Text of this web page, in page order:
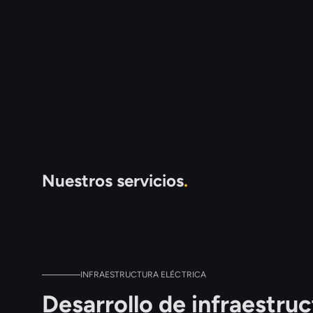
Nuestros servicios.
INFRAESTRUCTURA ELÉCTRICA
Desarrollo de